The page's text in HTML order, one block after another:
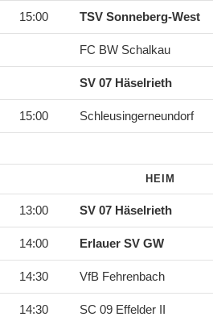
15:00 TSV Sonneberg-West
FC BW Schalkau
SV 07 Häselrieth
15:00 Schleusingerneundorf
HEIM
13:00 SV 07 Häselrieth
14:00 Erlauer SV GW
14:30 VfB Fehrenbach
14:30 SC 09 Effelder II